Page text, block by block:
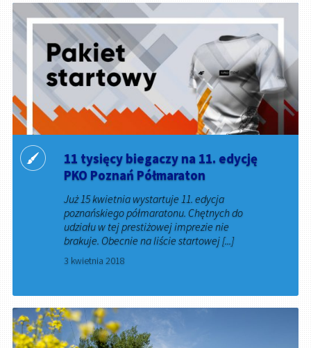
11 tysięcy biegaczy na 11. edycję
PKO Poznań Półmaraton
Już 15 kwietnia wystartuje 11. edycja
poznańskiego półmaratonu. Chętnych do
udziału w tej prestiżowej imprezie nie
brakuje. Obecnie na liście startowej [...]
3 kwietnia 2018